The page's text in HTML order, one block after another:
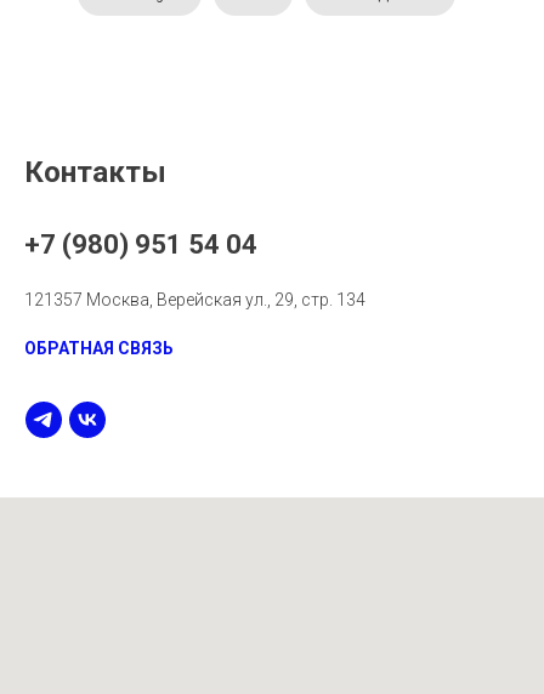
Контакты
+7 (980) 951 54 04
121357 Москва, Верейская ул., 29, стр. 134
ОБРАТНАЯ СВЯЗЬ